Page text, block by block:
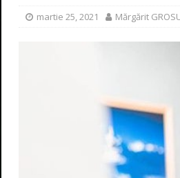
martie 25, 2021 Mărgărit